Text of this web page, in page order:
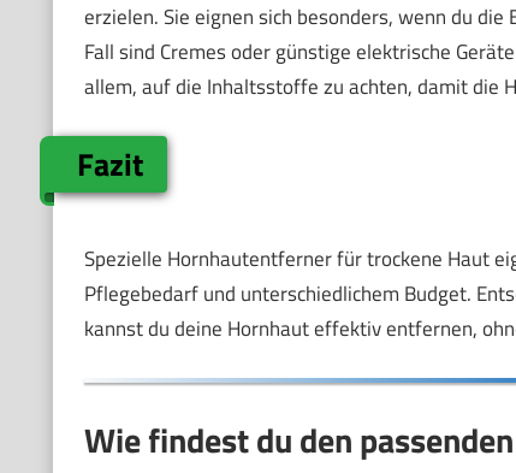
erzielen. Sie eignen sich besonders, wenn du
Fall sind Cremes oder günstige elektrische
allem, auf die Inhaltsstoffe zu achten, damit die
Fazit
Spezielle Hornhautentferner für trockene Haut
Pflegebedarf und unterschiedlichem Budget.
kannst du deine Hornhaut effektiv entfernen,
Wie findest du den